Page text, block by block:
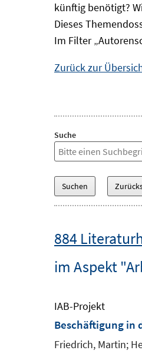
künftig benötigt?
Dieses
Im Filter
Zurück zur
Suche
884
im Aspekt
IAB-Projekt
Beschäftigung in
Friedrich, Martin;